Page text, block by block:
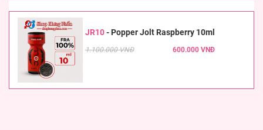
JR10- Popper Jolt Raspberry 10ml
1.100.000 VNĐ 600.000 VNĐ